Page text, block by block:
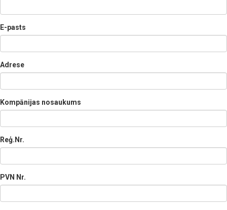
E-pasts
Adrese
Kompānijas nosaukums
Reģ.Nr.
PVN Nr.